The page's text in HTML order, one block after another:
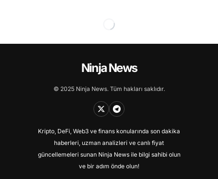
Ninja News
© 2025 Ninja News. Tüm hakları saklıdır.
Kripto, DeFi, Web3 ve finans konularında son dakika
haberleri, uzman analizleri ve canlı fiyat
güncellemeleri sunan Ninja News ile bilgi sahibi olun
ve bir adım önde olun!